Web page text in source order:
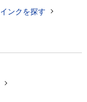
ンクを探す